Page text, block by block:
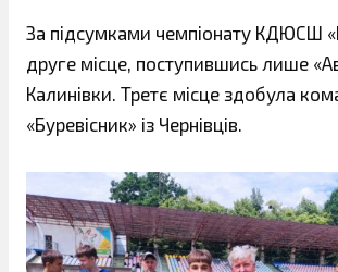
За підсумками чемпіонату КДЮСШ
друге місце, поступившись лише
Калинівки. Третє місце здобула
«Буревісник» із Чернівців.